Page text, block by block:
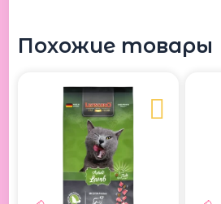
Похожие товары